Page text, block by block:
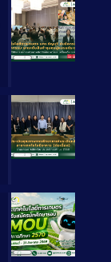
Long
Long